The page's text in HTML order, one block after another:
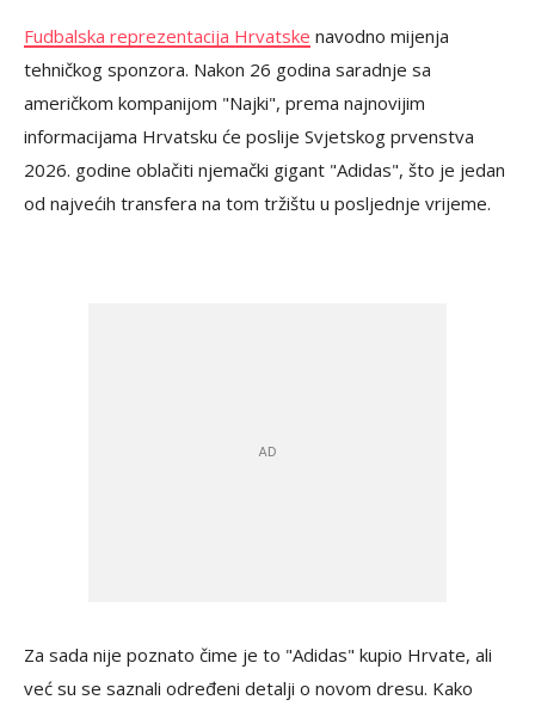
Fudbalska reprezentacija Hrvatske navodno mijenja
tehničkog sponzora. Nakon 26 godina saradnje sa
američkom kompanijom "Najki", prema najnovijim
informacijama Hrvatsku će poslije Svjetskog prvenstva
2026. godine oblačiti njemački gigant "Adidas", što je jedan
od najvećih transfera na tom tržištu u posljednje vrijeme.
Za sada nije poznato čime je to "Adidas" kupio Hrvate, ali
već su se saznali određeni detalji o novom dresu. Kako